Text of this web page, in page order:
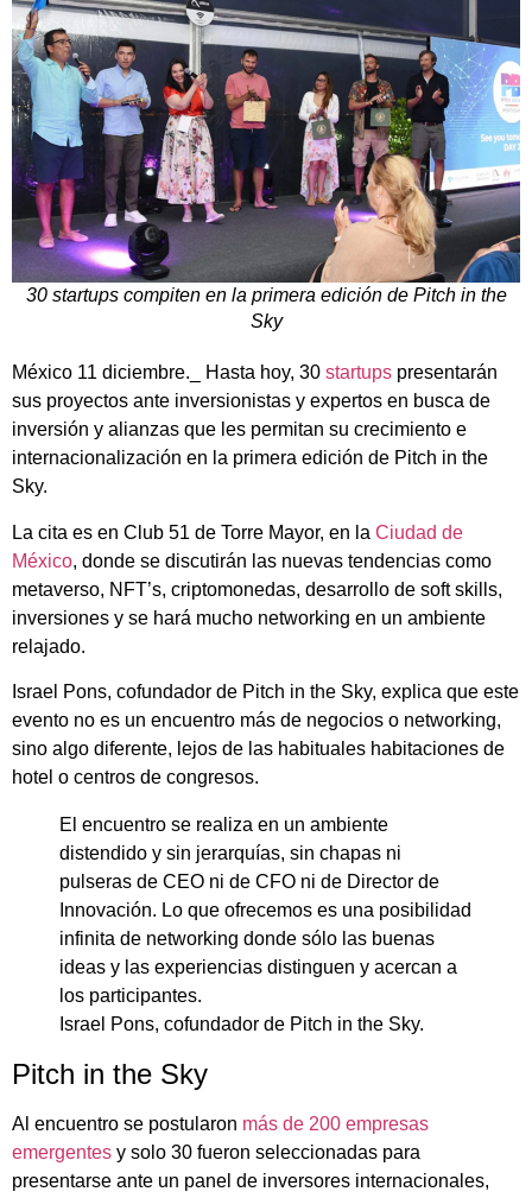
30 startups compiten en la primera edición de Pitch in the
Sky
México 11 diciembre._ Hasta hoy, 30 startups presentarán
sus proyectos ante inversionistas y expertos en busca de
inversión y alianzas que les permitan su crecimiento e
internacionalización en la primera edición de Pitch in the
Sky.
La cita es en Club 51 de Torre Mayor, en la Ciudad de
México, donde se discutirán las nuevas tendencias como
metaverso, NFT’s, criptomonedas, desarrollo de soft skills,
inversiones y se hará mucho networking en un ambiente
relajado.
Israel Pons, cofundador de Pitch in the Sky, explica que este
evento no es un encuentro más de negocios o networking,
sino algo diferente, lejos de las habituales habitaciones de
hotel o centros de congresos.
El encuentro se realiza en un ambiente
distendido y sin jerarquías, sin chapas ni
pulseras de CEO ni de CFO ni de Director de
Innovación. Lo que ofrecemos es una posibilidad
infinita de networking donde sólo las buenas
ideas y las experiencias distinguen y acercan a
los participantes.
Israel Pons, cofundador de Pitch in the Sky.
Pitch in the Sky
Al encuentro se postularon más de 200 empresas
emergentes y solo 30 fueron seleccionadas para
presentarse ante un panel de inversores internacionales,